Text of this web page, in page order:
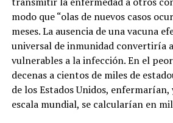
modo que “olas de nuevos casos
meses. La ausencia de una vacuna
universal de inmunidad convertiría
vulnerables a la infección. En el
decenas a cientos de miles de
de los Estados Unidos, enfermarían,
escala mundial, se calcularían en